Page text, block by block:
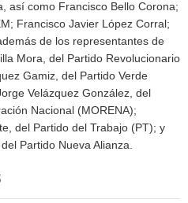
así como Francisco Bello Corona;
Francisco Javier López Corral;
de los representantes de
Mora, del Partido Revolucionario
Gamiz, del Partido Verde
Velázquez González, del
Nacional (MORENA);
del Partido del Trabajo (PT); y
Partido Nueva Alianza.